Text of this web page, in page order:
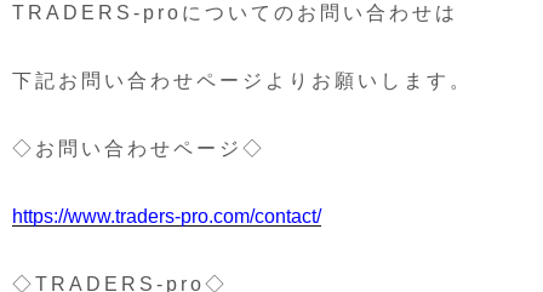
TRADERS-proについてのお問い合わせは
下記お問い合わせページよりお願いします。
◇お問い合わせページ◇
https://www.traders-pro.com/contact/
◇TRADERS-pro◇